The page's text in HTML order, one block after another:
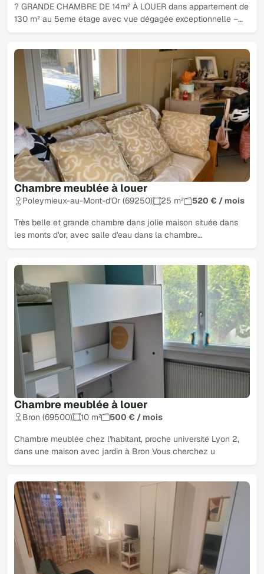
? GRANDE CHAMBRE DE 14m² À LOUER dans appartement de
130 m² au 5eme étage avec vue dégagée exceptionnelle –…
Chambre meublée à louer
Poleymieux-au-Mont-d'Or (69250) 25 m² 520 € / mois
Très belle et grande chambre dans jolie maison située dans
les monts d'or, avec salle d'eau dans la chambre…
Chambre meublée à louer
Bron (69500) 10 m² 500 € / mois
Chambre meublée chez l'habitant, proche université Lyon 2,
dans une maison avec jardin à Bron Vous cherchez u